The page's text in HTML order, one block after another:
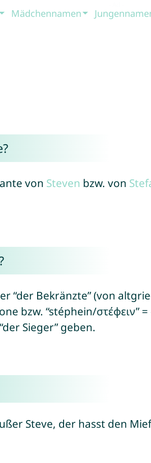
Mädchennamen
von Steven bzw. von
“der Bekränzte” (von
bzw. “stéphein/
Sieger” geben.
Steve, der hasst den